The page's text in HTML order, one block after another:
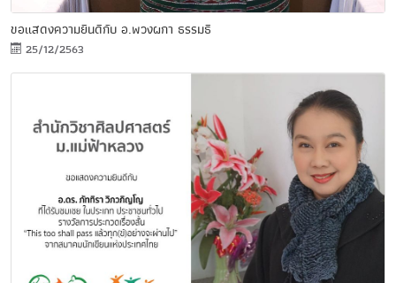
ขอแสดงความยินดีกับ อ.พวงผกา ธรรมธิ
25/12/2563